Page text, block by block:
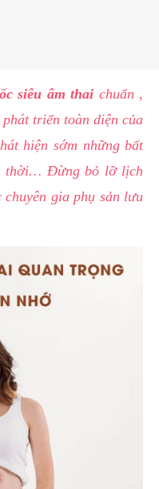
siêu âm thai chuẩn ,
triển toàn diện của
hiện sớm những bất
thời… Đừng bỏ lỡ lịch
gia phụ sản lưu